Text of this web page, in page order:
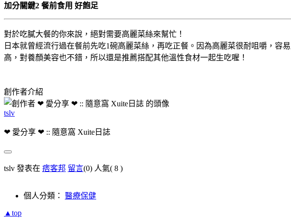
加分關鍵2 餐前食用 好飽足
對於吃膩大餐的你來說，絕對需要高麗菜絲來幫忙！
日本就曾經流行過在餐前先吃1碗高麗菜絲，再吃正餐。因為高麗菜很耐咀嚼，
高，對養顏美容也不錯，所以還是推薦搭配其他溫性食材一起生吃喔！
創作者介紹
tslv
❤ 愛分享 ❤ :: 隨意窩 Xuite日誌
tslv 發表在 痞客邦 留言(0) 人氣( 8 )
個人分類： 醫療保健
▲top